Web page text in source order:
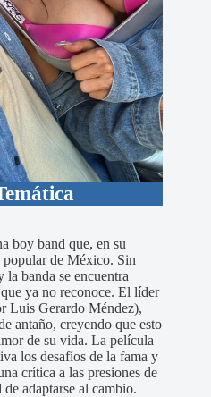
boy band que, en su
popular de México. Sin
banda se encuentra
ya no reconoce. El líder
Luis Gerardo Méndez),
antaño, creyendo que esto
de su vida. La película
los desafíos de la fama y
crítica a las presiones de
adaptarse al cambio.